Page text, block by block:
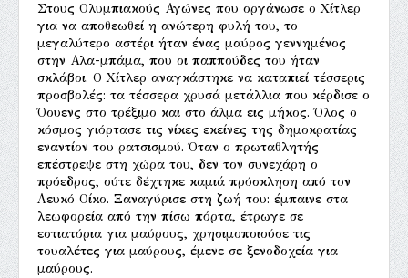
Στους Ολυμπιακούς Αγώνες που οργάνωσε ο Χίτλερ
για να αποθεωθεί η ανώτερη φυλή του, το
μεγαλύτερο αστέρι ήταν ένας μαύρος γεννημένος
στην Αλα-μπάμα, που οι παππούδες του ήταν
σκλάβοι. Ο Χίτλερ αναγκάστηκε να καταπιεί τέσσερις
προσβολές: τα τέσσερα χρυσά μετάλλια που κέρδισε ο
Όουενς στο τρέξιμο και στο άλμα εις μήκος. Όλος ο
κόσμος γιόρτασε τις νίκες εκείνες της δημοκρατίας
εναντίον του ρατσισμού. Όταν ο πρωταθλητής
επέστρεψε στη χώρα του, δεν τον συνεχάρη ο
πρόεδρος, ούτε δέχτηκε καμιά πρόσκληση από τον
Λευκό Οίκο. Ξαναγύρισε στη ζωή του: έμπαινε στα
λεωφορεία από την πίσω πόρτα, έτρωγε σε
εστιατόρια για μαύρους, χρησιμοποιούσε τις
τουαλέτες για μαύρους, έμενε σε ξενοδοχεία για
μαύρους.